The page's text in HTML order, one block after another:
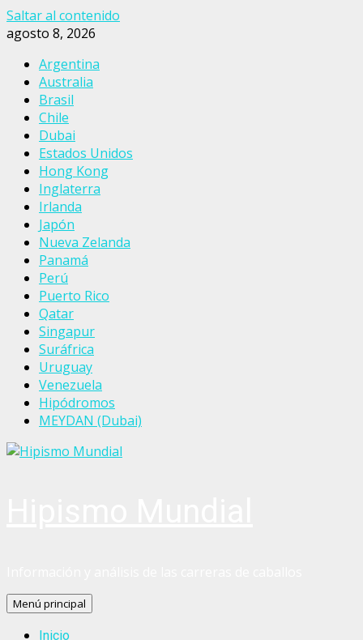
Saltar al contenido
agosto 8, 2026
Argentina
Australia
Brasil
Chile
Dubai
Estados Unidos
Hong Kong
Inglaterra
Irlanda
Japón
Nueva Zelanda
Panamá
Perú
Puerto Rico
Qatar
Singapur
Suráfrica
Uruguay
Venezuela
Hipódromos
MEYDAN (Dubai)
Menú principal
Inicio